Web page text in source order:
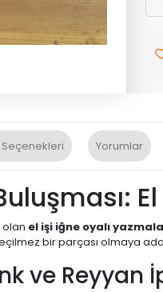
Seçenekleri Yorumlar
olan el işi iğne oyalı
bir parçası olmaya
ve Reyyan